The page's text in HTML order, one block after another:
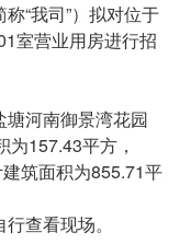
“我司”）拟对位于
室营业用房进行招
河南御景湾花园
157.43平方，
筑面积为855.71平
查看现场。